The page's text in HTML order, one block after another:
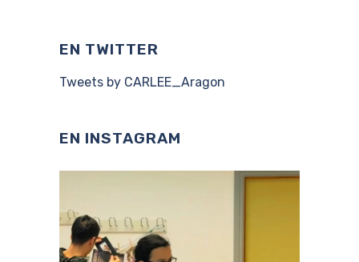
EN TWITTER
Tweets by CARLEE_Aragon
EN INSTAGRAM